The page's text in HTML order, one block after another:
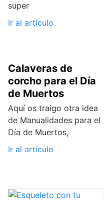
super
Ir al artículo
Calaveras de
corcho para el Día
de Muertos
Aquí os traigo otra idea
de Manualidades para el
Día de Muertos,
Ir al artículo